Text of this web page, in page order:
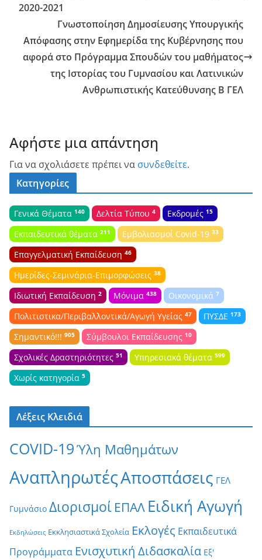
2020-2021
Γνωστοποίηση Δημοσίευσης Υπουργικής
Απόφασης στην Εφημερίδα της Κυβέρνησης που
αφορά στο Πρόγραμμα Σπουδών του μαθήματος
της Ιστορίας του Γυμνασίου και Λατινικών
Ανθρωπιστικής Κατεύθυνσης Β ΓΕΛ
Αφήστε μια απάντηση
Για να σχολιάσετε πρέπει να συνδεθείτε.
Κατηγορίες
Γενικά Θέματα 140 Δελτία Τύπου 4 Εκδρομές 15
Εκπαιδευτικά θέματα 211 Εμβολιασμοί Covid-19 33
Επαγγελματική Εκπαίδευση 46
Ημερίδες-Σεμινάρια-Επιμορφώσεις 38
Ιδιωτική Εκπαίδευση 2 Μόνιμα 438 Οικονομικά 7
Πολιτιστικα/Περιβαλλοντικά/Αγωγή Υγείας 47 ΠΥΣΔΕ 173
Σημαντικό!!! 905 Σύμβουλοι Εκπαίδευσης 10
Σχολικές Δραστηριότητες 51 Υπηρεσιακά θέματα 599
Χωρίς κατηγορία 5
Λέξεις Κλειδιά
COVID-19Ύλη Μαθημάτων
ΑναπληρωτέςΑποσπάσεις ΓΕΛ
Γυμνάσιο Διορισμοί ΕΠΑΛ Ειδική Αγωγή
Εκδηλώσεις Εκκλησιαστικά Σχολεία Εκλογές Εκπαιδευτικά
Προγράμματα Ενισχυτική Διδασκαλία Εξ'